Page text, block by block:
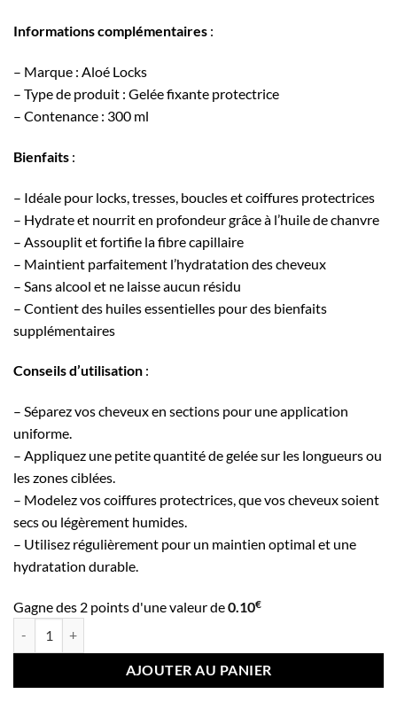
Informations complémentaires :
– Marque : Aloé Locks
– Type de produit : Gelée fixante protectrice
– Contenance : 300 ml
Bienfaits :
– Idéale pour locks, tresses, boucles et coiffures protectrices
– Hydrate et nourrit en profondeur grâce à l’huile de chanvre
– Assouplit et fortifie la fibre capillaire
– Maintient parfaitement l’hydratation des cheveux
– Sans alcool et ne laisse aucun résidu
– Contient des huiles essentielles pour des bienfaits
supplémentaires
Conseils d’utilisation :
– Séparez vos cheveux en sections pour une application
uniforme.
– Appliquez une petite quantité de gelée sur les longueurs ou
les zones ciblées.
– Modelez vos coiffures protectrices, que vos cheveux soient
secs ou légèrement humides.
– Utilisez régulièrement pour un maintien optimal et une
hydratation durable.
Gagne des 2 points d'une valeur de0.10€
AJOUTER AU PANIER